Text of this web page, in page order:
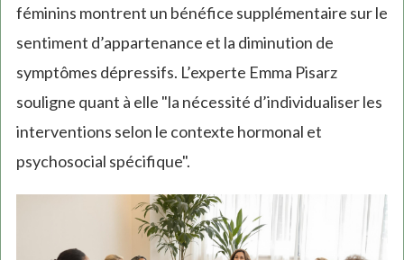
féminins montrent un bénéfice supplémentaire sur le
sentiment d’appartenance et la diminution de
symptômes dépressifs. L’experte Emma Pisarz
souligne quant à elle "la nécessité d’individualiser les
interventions selon le contexte hormonal et
psychosocial spécifique".